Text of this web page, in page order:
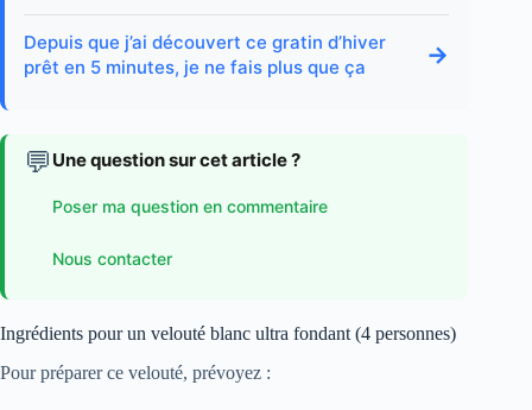
Depuis que j’ai découvert ce gratin d’hiver
prêt en 5 minutes, je ne fais plus que ça
→
💬 Une question sur cet article ?
Poser ma question en commentaire
Nous contacter
Ingrédients pour un velouté blanc ultra fondant (4 personnes)
Pour préparer ce velouté, prévoyez :